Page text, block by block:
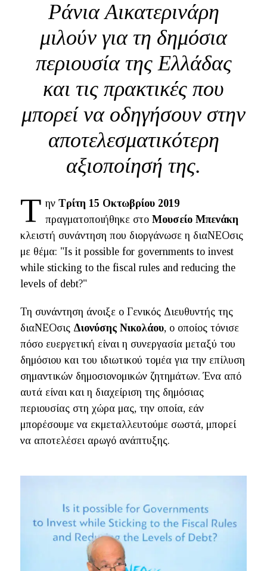
Ράνια Αικατερινάρη
μιλούν για τη δημόσια
περιουσία της Ελλάδας
και τις πρακτικές που
μπορεί να οδηγήσουν στην
αποτελεσματικότερη
αξιοποίησή της.
Τ ην Τρίτη 15 Οκτωβρίου 2019
πραγματοποιήθηκε στο Μουσείο Μπενάκη
κλειστή συνάντηση που διοργάνωσε η διαΝΕΟσις
με θέμα: "Is it possible for governments to invest
while sticking to the fiscal rules and reducing the
levels of debt?"
Τη συνάντηση άνοιξε ο Γενικός Διευθυντής της
διαΝΕΟσις Διονύσης Νικολάου, ο οποίος τόνισε
πόσο ευεργετική είναι η συνεργασία μεταξύ του
δημόσιου και του ιδιωτικού τομέα για την επίλυση
σημαντικών δημοσιονομικών ζητημάτων. Ένα από
αυτά είναι και η διαχείριση της δημόσιας
περιουσίας στη χώρα μας, την οποία, εάν
μπορέσουμε να εκμεταλλευτούμε σωστά, μπορεί
να αποτελέσει αρωγό ανάπτυξης.